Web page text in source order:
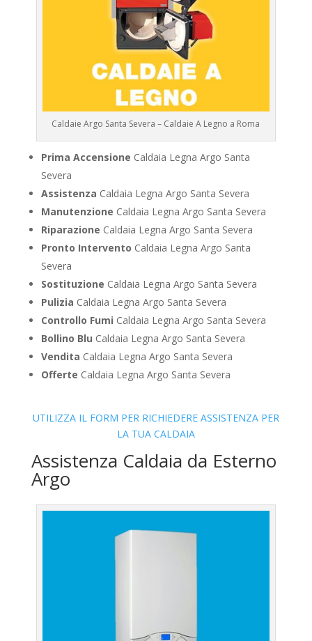
Caldaie Argo Santa Severa – Caldaie A Legno a Roma
Prima Accensione Caldaia Legna Argo Santa
Severa
Assistenza Caldaia Legna Argo Santa Severa
Manutenzione Caldaia Legna Argo Santa Severa
Riparazione Caldaia Legna Argo Santa Severa
Pronto Intervento Caldaia Legna Argo Santa
Severa
Sostituzione Caldaia Legna Argo Santa Severa
Pulizia Caldaia Legna Argo Santa Severa
Controllo Fumi Caldaia Legna Argo Santa Severa
Bollino Blu Caldaia Legna Argo Santa Severa
Vendita Caldaia Legna Argo Santa Severa
Offerte Caldaia Legna Argo Santa Severa
UTILIZZA IL FORM PER RICHIEDERE ASSISTENZA PER
LA TUA CALDAIA
Assistenza Caldaia da Esterno
Argo